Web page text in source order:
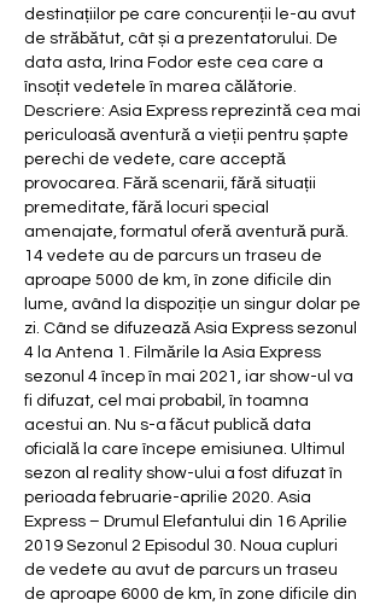
destinațiilor pe care concurenții le-au avut
de străbătut, cât și a prezentatorului. De
data asta, Irina Fodor este cea care a
însoțit vedetele în marea călătorie.
Descriere: Asia Express reprezintă cea mai
periculoasă aventură a vieții pentru șapte
perechi de vedete, care acceptă
provocarea. Fără scenarii, fără situații
premeditate, fără locuri special
amenajate, formatul oferă aventură pură.
14 vedete au de parcurs un traseu de
aproape 5000 de km, în zone dificile din
lume, având la dispoziție un singur dolar pe
zi. Când se difuzează Asia Express sezonul
4 la Antena 1. Filmările la Asia Express
sezonul 4 încep în mai 2021, iar show-ul va
fi difuzat, cel mai probabil, în toamna
acestui an. Nu s-a făcut publică data
oficială la care începe emisiunea. Ultimul
sezon al reality show-ului a fost difuzat în
perioada februarie-aprilie 2020. Asia
Express – Drumul Elefantului din 16 Aprilie
2019 Sezonul 2 Episodul 30. Noua cupluri
de vedete au avut de parcurs un traseu
de aproape 6000 de km, în zone dificile din